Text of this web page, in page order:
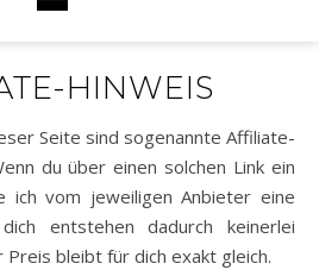
HINWEIS
du über einen solchen Link ein
ich vom jeweiligen Anbieter eine
entstehen dadurch keinerlei
bleibt für dich exakt gleich.